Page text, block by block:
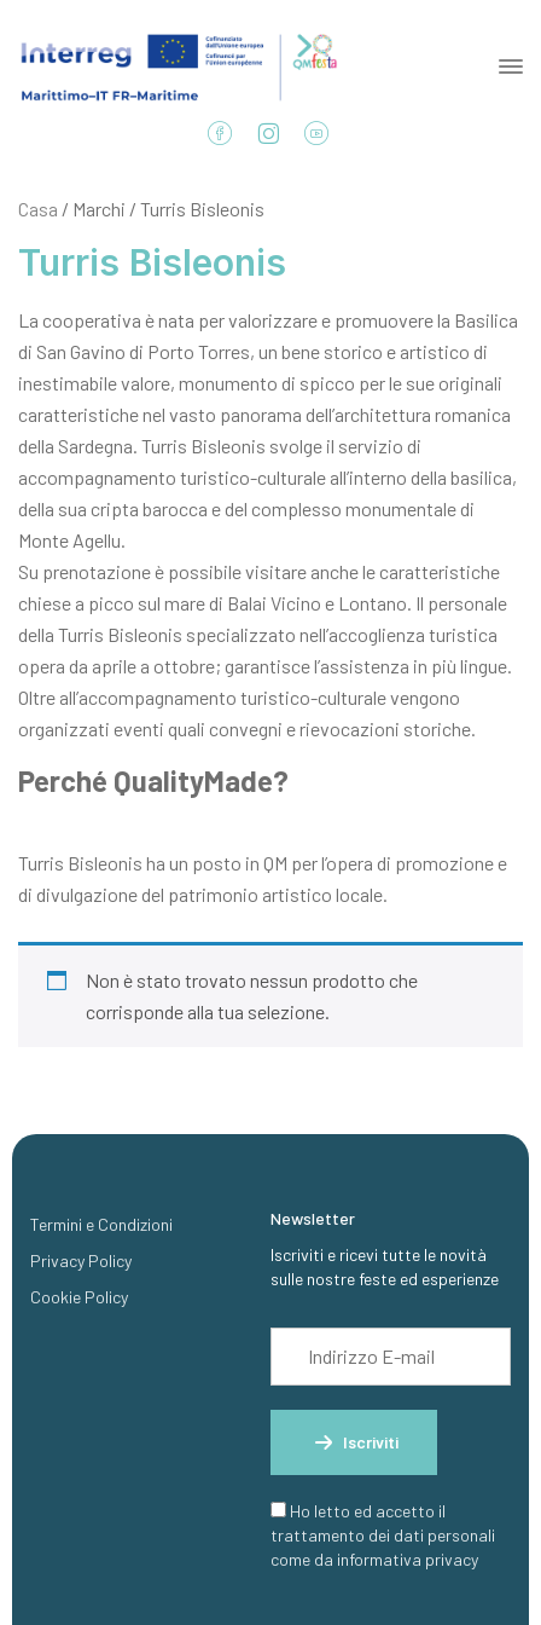
Casa / Marchi / Turris Bisleonis
Turris Bisleonis
La cooperativa è nata per valorizzare e promuovere la Basilica
di San Gavino di Porto Torres, un bene storico e artistico di
inestimabile valore, monumento di spicco per le sue originali
caratteristiche nel vasto panorama dell’architettura romanica
della Sardegna. Turris Bisleonis svolge il servizio di
accompagnamento turistico-culturale all’interno della basilica,
della sua cripta barocca e del complesso monumentale di
Monte Agellu.
Su prenotazione è possibile visitare anche le caratteristiche
chiese a picco sul mare di Balai Vicino e Lontano. Il personale
della Turris Bisleonis specializzato nell’accoglienza turistica
opera da aprile a ottobre; garantisce l’assistenza in più lingue.
Oltre all’accompagnamento turistico-culturale vengono
organizzati eventi quali convegni e rievocazioni storiche.
Perché QualityMade?
Turris Bisleonis ha un posto in QM per l’opera di promozione e
di divulgazione del patrimonio artistico locale.
Non è stato trovato nessun prodotto che
corrisponde alla tua selezione.
Termini e Condizioni
Privacy Policy
Cookie Policy
Newsletter
Iscriviti e ricevi tutte le novità
sulle nostre feste ed esperienze
Iscriviti
Ho letto ed accetto il
trattamento dei dati personali
come da informativa privacy